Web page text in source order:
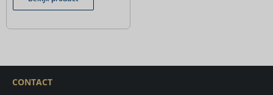
CONTACT